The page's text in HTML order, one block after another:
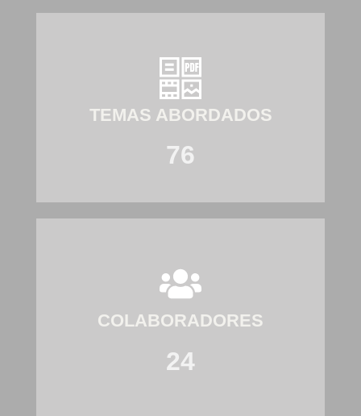
TEMAS ABORDADOS
76
COLABORADORES
24